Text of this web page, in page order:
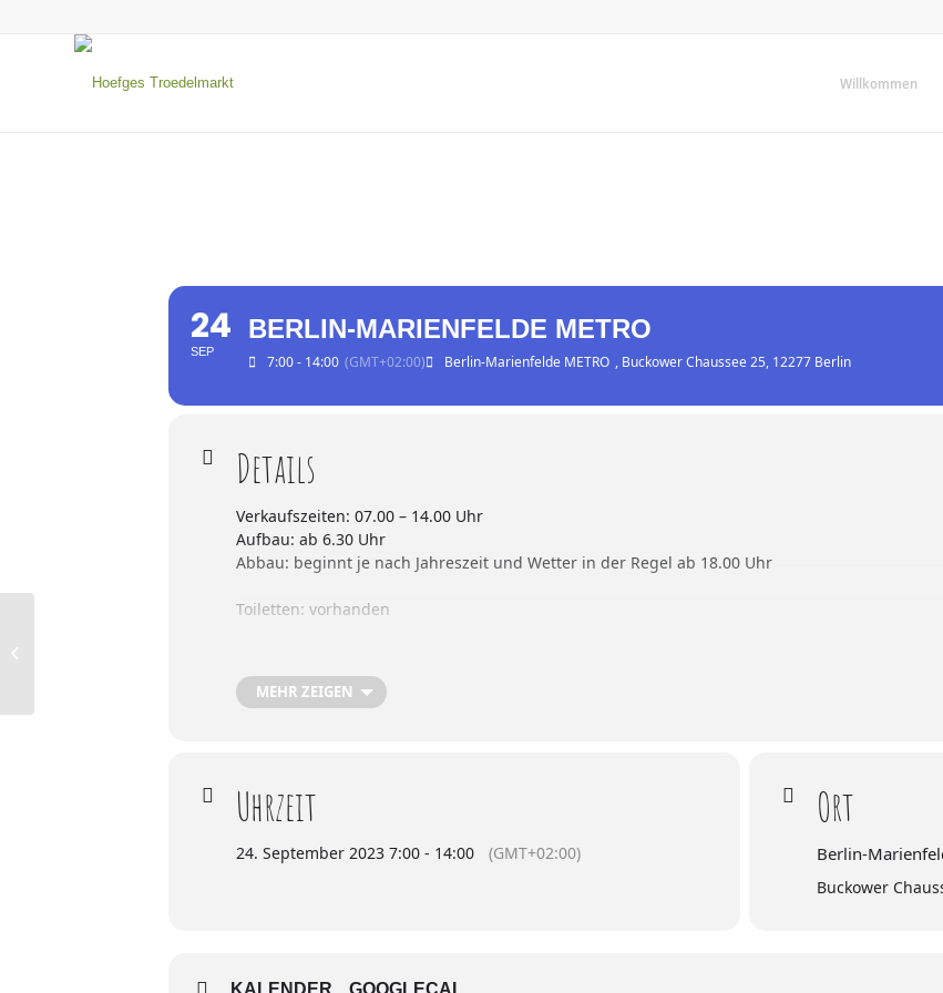
Willkommen
24
SEP
BERLIN-MARIENFELDE METRO
7:00 - 14:00 (GMT+02:00) Berlin-Marienfelde METRO , Buckower Chaussee 25, 12277 Berlin
Details
Verkaufszeiten: 07.00 – 14.00 Uhr
Aufbau: ab 6.30 Uhr
Abbau: beginnt je nach Jahreszeit und Wetter in der Regel ab 18.00 Uhr
Toiletten: vorhanden
Marktbuden: können gegen Aufpreis dazu gebucht werden
Dachbereich: großflächig überdacht
Preise: finden Sie auf unsere Homepage unter dem Punkt *Infos & Preise Berlin*
Auto hinter dem Stand: erlaubt, solange die Größe des Fahrzeuges auf die gebuchte
MEHR ZEIGEN
Uhrzeit
24. September 2023 7:00 - 14:00 (GMT+02:00)
Ort
Berlin-
Buckower
KALENDER GOOGLECAL